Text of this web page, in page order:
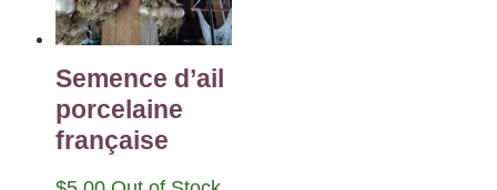
Semence d’ail
porcelaine
française